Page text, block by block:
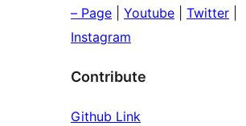
– Page Youtube Twitter
Instagram
Contribute
Github Link